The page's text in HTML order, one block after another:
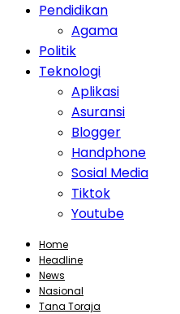
Pendidikan
Agama
Politik
Teknologi
Aplikasi
Asuransi
Blogger
Handphone
Sosial Media
Tiktok
Youtube
Home
Headline
News
Nasional
Tana Toraja